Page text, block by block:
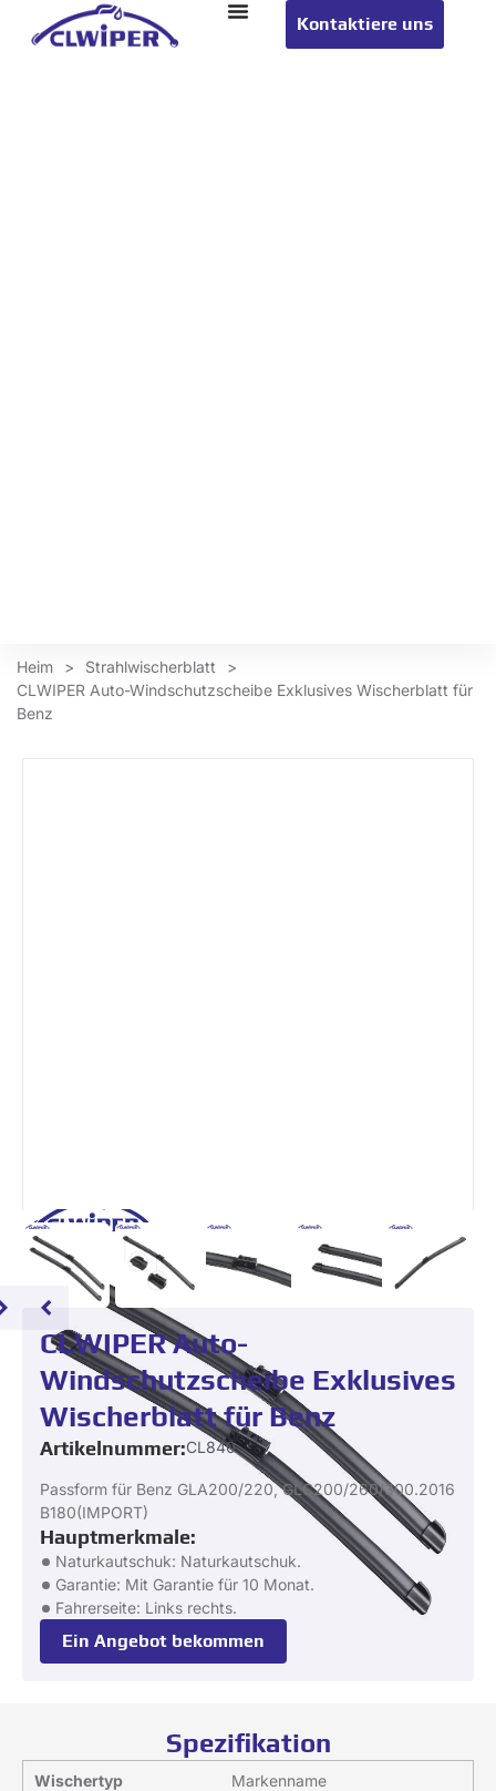
Kontaktiere uns
Heim > Strahlwischerblatt
>
CLWIPER Auto-Windschutzscheibe Exklusives Wischerblatt für
Benz
CLWIPER Auto-
Windschutzscheibe Exklusives
Wischerblatt für Benz
Artikelnummer:CL840
Passform für Benz GLA200/220, GLC200/260/300.2016
B180(IMPORT)
Hauptmerkmale:
Naturkautschuk: Naturkautschuk.
Garantie: Mit Garantie für 10 Monat.
Fahrerseite: Links rechts.
Ein Angebot bekommen
Spezifikation
Wischertyp Markenname